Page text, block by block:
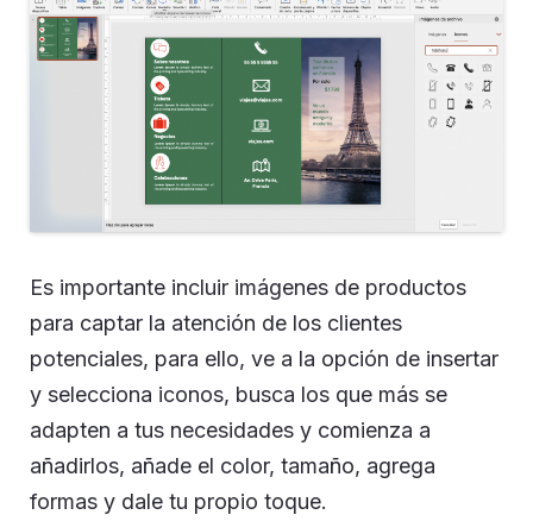
Es importante incluir imágenes de productos
para captar la atención de los clientes
potenciales, para ello, ve a la opción de insertar
y selecciona iconos, busca los que más se
adapten a tus necesidades y comienza a
añadirlos, añade el color, tamaño, agrega
formas y dale tu propio toque.